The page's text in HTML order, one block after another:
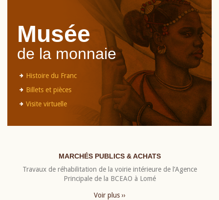
Musée
de la monnaie
Histoire du Franc
Billets et pièces
Visite virtuelle
MARCHÉS PUBLICS & ACHATS
Travaux de réhabilitation de la voirie intérieure de l’Agence
Principale de la BCEAO à Lomé
Voir plus ››